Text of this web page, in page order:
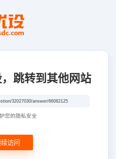
跳转到其他网站
您的隐私安全
访问